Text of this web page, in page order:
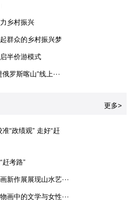
乡村振兴
群众的乡村振兴梦
半价游模式
罗斯喀山”线上···
更多>
“政绩观” 走好“赶
赶考路”
作展展现山水艺···
画中的文学与女性···